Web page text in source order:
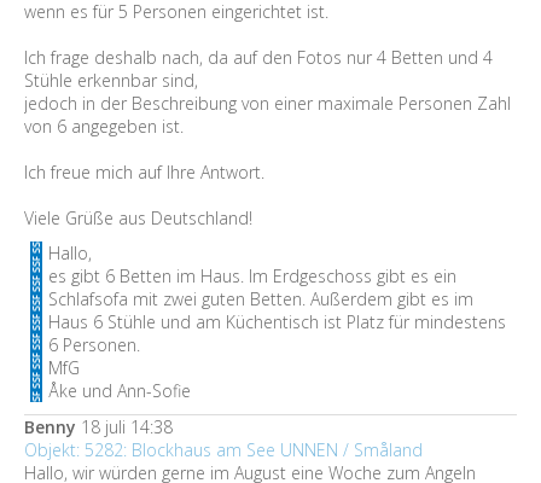
wenn es für 5 Personen eingerichtet ist.
Ich frage deshalb nach, da auf den Fotos nur 4 Betten und 4
Stühle erkennbar sind,
jedoch in der Beschreibung von einer maximale Personen Zahl
von 6 angegeben ist.
Ich freue mich auf Ihre Antwort.
Viele Grüße aus Deutschland!
Hallo,
es gibt 6 Betten im Haus. Im Erdgeschoss gibt es ein
Schlafsofa mit zwei guten Betten. Außerdem gibt es im
Haus 6 Stühle und am Küchentisch ist Platz für mindestens
6 Personen.
MfG
Åke und Ann-Sofie
Benny 18 juli 14:38
Objekt: 5282: Blockhaus am See UNNEN / Småland
Hallo, wir würden gerne im August eine Woche zum Angeln